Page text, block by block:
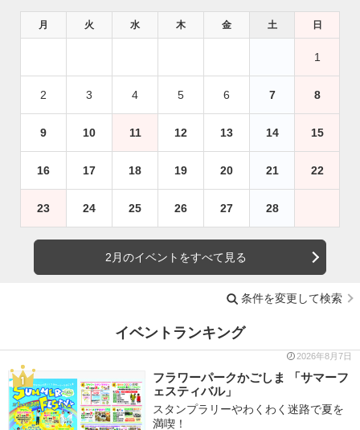
月 火 水 木 金 土 日
1
2 3 4 5 6 7 8
9 10 11 12 13 14 15
16 17 18 19 20 21 22
23 24 25 26 27 28
2月のイベントをすべて見る
条件を変更して検索
イベントランキング
2026年8月7日
フラワーパークかごしま 「サマーフ
ェスティバル」
スタンプラリーやわくわく迷路で夏を
満喫！